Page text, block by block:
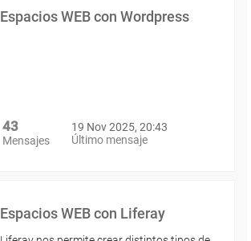
Espacios WEB con Wordpress
43
Mensajes
19 Nov 2025, 20:43
Último mensaje
Espacios WEB con Liferay